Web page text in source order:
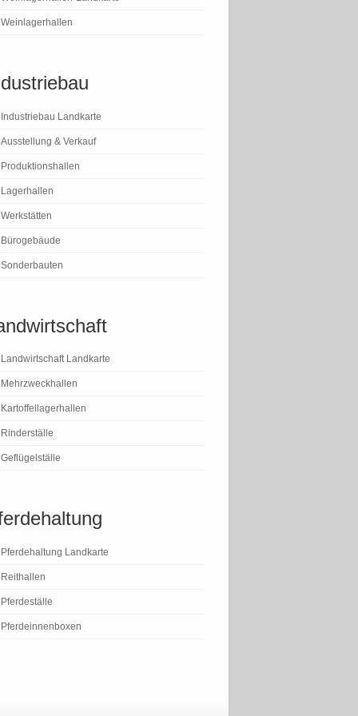
Weinlagerhallen
Industriebau Landkarte
Ausstellung & Verkauf
Produktionshallen
Lagerhallen
Werkstätten
Bürogebäude
Sonderbauten
Landwirtschaft Landkarte
Mehrzweckhallen
Kartoffellagerhallen
Rinderställe
Geflügelställe
Pferdehaltung Landkarte
Reithallen
Pferdeställe
Pferdeinnenboxen